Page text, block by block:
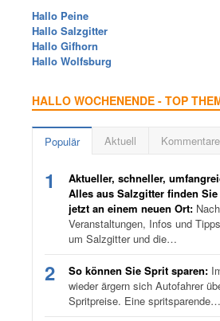
Hallo Peine
Hallo Salzgitter
Hallo Gifhorn
Hallo Wolfsburg
HALLO WOCHENENDE - TOP
Populär Aktuell Kommentare
1
Aktueller, schneller,
Alles aus Salzgitter finden
jetzt an einem neuen Ort:
Veranstaltungen, Infos und
um Salzgitter und die…
2 So können Sie Sprit sparen:
wieder ärgern sich Autofahrer
Spritpreise. Eine spritsparende…